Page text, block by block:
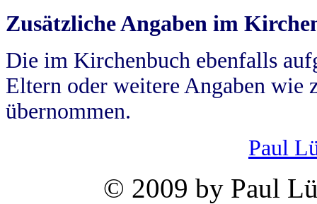
Zusätzliche Angaben im
Die im Kirchenbuch ebenfalls
Eltern oder weitere Angaben wie
übernommen.
Paul
© 2009 by Paul